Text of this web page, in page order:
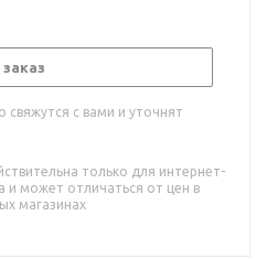
с вами и уточнят
только для интернет-
и может отличаться от цен в
магазинах